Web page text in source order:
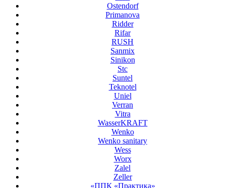
Ostendorf
Primanova
Ridder
Rifar
RUSH
Sanmix
Sinikon
Stc
Suntel
Teknotel
Uniel
Verran
Vitra
WasserKRAFT
Wenko
Wenko sanitary
Wess
Worx
Zalel
Zeller
«ППК «Практика»